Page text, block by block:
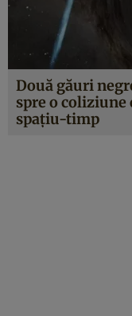
Două găuri
spre o
spațiu-timp